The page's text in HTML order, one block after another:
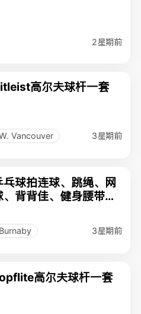
2星期前
高尔夫球杆一套
Vancouver 3星期前
乓球拍连球、跳绳、网
、背背佳、健身腰带、
练器
Burnaby 3星期前
高尔夫球杆一套